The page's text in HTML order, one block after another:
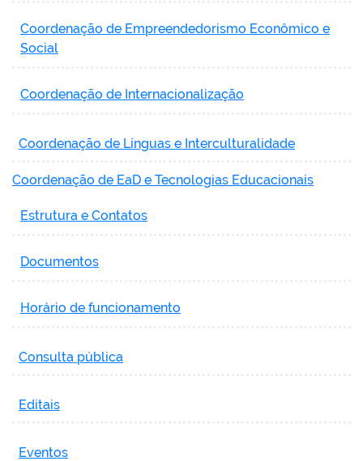
Coordenação de Empreendedorismo Econômico e
Social
Coordenação de Internacionalização
Coordenação de Línguas e Interculturalidade
Coordenação de EaD e Tecnologias Educacionais
Estrutura e Contatos
Documentos
Horário de funcionamento
Consulta pública
Editais
Eventos